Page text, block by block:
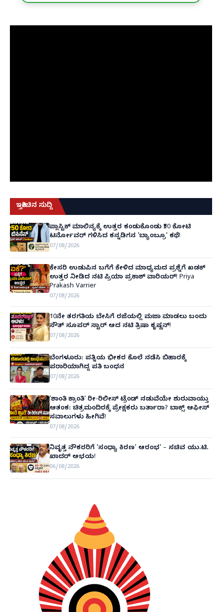
ಇತ್ತೀಚಿನ ಸುದ್ದಿ
ಪ್ಲಾಸ್ಟಿಕ್ ಮಾಲಿನ್ಯಕ್ಕೆ ಉತ್ತರ ಕಂಡುಕೊಂಡು ₹50 ಕೋಟಿ
ಟರ್ನೋವರ್ ಗಳಿಸಿದ ಕನ್ನಡಿಗನ 'ಬ್ಯಾಂಬ್ರೂ' ಕಥೆ!
07/08/2026
ಕೇಸರಿ ಉಡುಪಿನ ಬಗೆಗೆ ಕೇಳಿದ ಮಾಧ್ಯಮದ ಪ್ರಶ್ನೆಗೆ ಖಡಕ್
ಉತ್ತರ ನೀಡಿದ ನಟಿ ಪ್ರಿಯಾ ಪ್ರಕಾಶ್ ವಾರಿಯರ್! Priya
Prakash Varrier
07/08/2026
10ನೇ ತರಗತಿಯ ಬೇಸಿಗೆ ರಜೆಯಲ್ಲಿ ಮಜಾ ಮಾಡಲು ಬಂದು
ಸೌತ್ ಸೂಪರ್ ಸ್ಟಾರ್ ಆದ ನಟಿ ತ್ರಿಷಾ ಕೃಷ್ಣನ್!
07/08/2026
ಬೆಂಗಳೂರು: ಪತ್ನಿಯ ಭೀಕರ ಕೊಲೆ ನಡೆಸಿ ಬಿಹಾರಕ್ಕೆ
ಪರಾರಿಯಾಗಿದ್ದ ಪತಿ ಬಂಧನ
07/08/2026
'ಶಾಂತಿ ಕ್ರಾಂತಿ' ರೀ-ರಿಲೀಸ್ ಟ್ರೆಂಡ್ ನಡುವೆಯೇ ಶುರುವಾಯ್ತು
ಆತಂಕ: ಚಿತ್ರಮಂದಿರಕ್ಕೆ ಪ್ರೇಕ್ಷಕರು ಬರ್ತಾರಾ? ಬಾಕ್ಸ್ ಆಫೀಸ್
ಸವಾಲುಗಳು ಹೀಗಿವೆ!
07/08/2026
ನಿವೃತ್ತ ನೌಕರರಿಗೆ 'ಸಂಧ್ಯಾ ಕಿರಣ' ಆರಂಭ' – ಸಚಿವ ಯು.ಟಿ.
ಖಾದರ್ ಅಭಯ!
06/08/2026